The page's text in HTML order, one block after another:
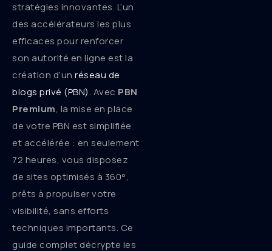
stratégies innovantes. L’un
des accélérateurs les plus
efficaces pour renforcer
son autorité en ligne est la
création d’un réseau de
blogs privé (PBN). Avec PBN
Premium, la mise en place
de votre PBN est simplifiée
et accélérée : en seulement
72 heures, vous disposez
de sites optimisés à 360°,
prêts à propulser votre
visibilité, sans efforts
techniques importants. Ce
guide complet décrypte les